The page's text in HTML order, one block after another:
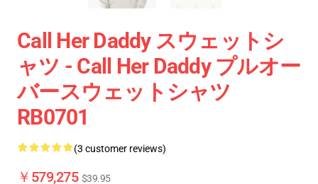
Call Her Daddy スウェットシ
ャツ - Call Her Daddy プルオー
バースウェットシャツ
RB0701
(3 customer reviews)
￥579,275 $39.95